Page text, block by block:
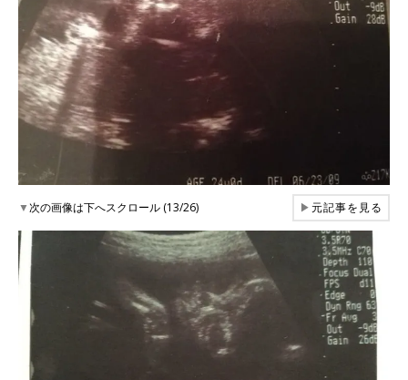
▼次の画像は下へスクロール (13/26) ▶元記事を見る